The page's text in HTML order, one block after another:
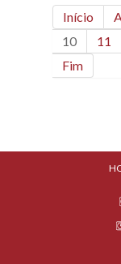
Início
10
11
Fim